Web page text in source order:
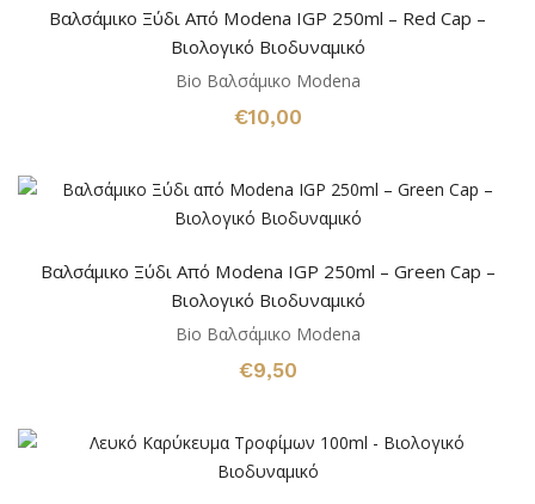
Βαλσάμικο Ξύδι Από Modena IGP 250ml – Red Cap –
Βιολογικό Βιοδυναμικό
Bio Βαλσάμικο Modena
€10,00
Βαλσάμικο Ξύδι Από Modena IGP 250ml – Green Cap –
Βιολογικό Βιοδυναμικό
Bio Βαλσάμικο Modena
€9,50